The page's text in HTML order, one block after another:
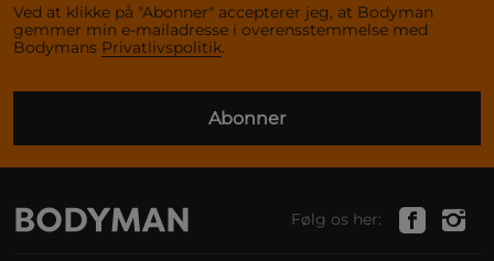
Ved at klikke på "Abonner" accepterer jeg, at Bodyman
gemmer min e-mailadresse i overensstemmelse med
Bodymans Privatlivspolitik.
Abonner
Følg os her: